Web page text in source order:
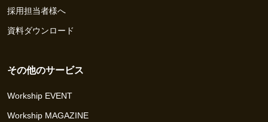
採用担当者様へ
資料ダウンロード
その他のサービス
Workship EVENT
Workship MAGAZINE